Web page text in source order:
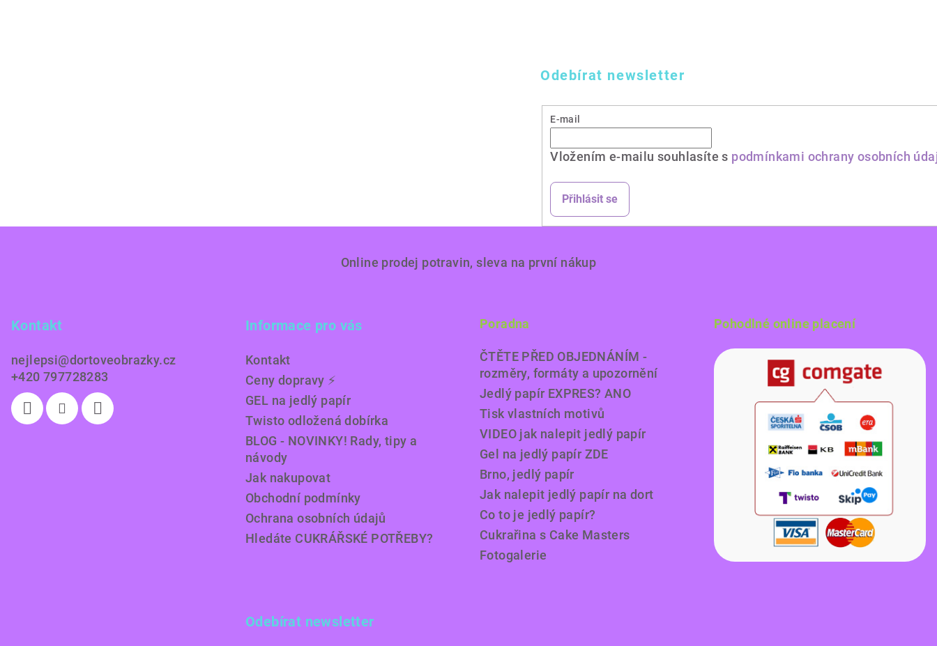
Odebírat newsletter
E-mail
Vložením e-mailu souhlasíte s podmínkami ochrany osobních
Přihlásit se
Online prodej potravin, sleva na první nákup
Kontakt
nejlepsi@dortoveobrazky.cz
+420 797728283
Informace pro vás
Kontakt
Ceny dopravy ⚡️
GEL na jedlý papír
Twisto odložená dobírka
BLOG - NOVINKY! Rady, tipy a
návody
Jak nakupovat
Obchodní podmínky
Ochrana osobních údajů
Hledáte CUKRÁŘSKÉ POTŘEBY?
Poradna
ČTĚTE PŘED OBJEDNÁNÍM -
rozměry, formáty a upozornění
Jedlý papír EXPRES? ANO
Tisk vlastních motivů
VIDEO jak nalepit jedlý papír
Gel na jedlý papír ZDE
Brno, jedlý papír
Jak nalepit jedlý papír na dort
Co to je jedlý papír?
Cukrařina s Cake Masters
Fotogalerie
Pohodlné online placení
Odebírat newsletter